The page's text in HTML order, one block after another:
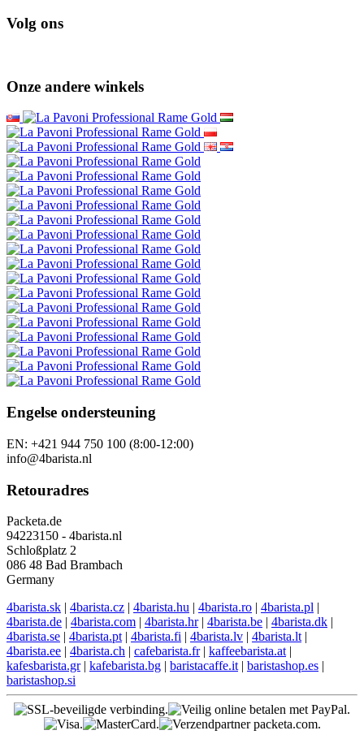
Volg ons
Onze andere winkels
Engelse ondersteuning
EN: +421 944 750 100 (8:00-12:00)
info@4barista.nl
Retouradres
Packeta.de
94223150 - 4barista.nl
Schloßplatz 2
086 48 Bad Brambach
Germany
4barista.sk | 4barista.cz | 4barista.hu | 4barista.ro | 4barista.pl |
4barista.de | 4barista.com | 4barista.hr| 4barista.be | 4barista.dk |
4barista.se | 4barista.pt | 4barista.fi | 4barista.lv | 4barista.lt |
4barista.ee | 4barista.ch | cafebarista.fr| kaffeebarista.at |
kafesbarista.gr| kafebarista.bg | baristacaffe.it | baristashop.es |
baristashop.si